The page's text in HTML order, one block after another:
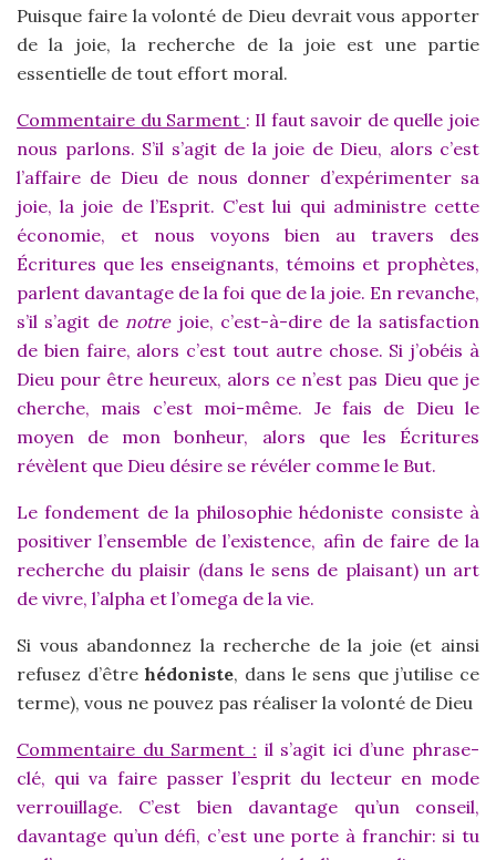
Puisque faire la volonté de Dieu devrait vous apporter
de la joie, la recherche de la joie est une partie
essentielle de tout effort moral.
Commentaire du Sarment : Il faut savoir de quelle joie
nous parlons. S’il s’agit de la joie de Dieu, alors c’est
l’affaire de Dieu de nous donner d’expérimenter sa
joie, la joie de l’Esprit. C’est lui qui administre cette
économie, et nous voyons bien au travers des
Écritures que les enseignants, témoins et prophètes,
parlent davantage de la foi que de la joie. En revanche,
s’il s’agit denotrejoie, c’est-à-dire de la satisfaction
de bien faire, alors c’est tout autre chose. Si j’obéis à
Dieu pour être heureux, alors ce n’est pas Dieu que je
cherche, mais c’est moi-même. Je fais de Dieu le
moyen de mon bonheur, alors que les Écritures
révèlent que Dieu désire se révéler comme le But.
Le fondement de la philosophie hédoniste consiste à
positiver l’ensemble de l’existence, afin de faire de la
recherche du plaisir (dans le sens de plaisant) un art
de vivre, l’alpha et l’omega de la vie.
Si vous abandonnez la recherche de la joie (et ainsi
refusez d’êtrehédoniste, dans le sens que j’utilise ce
terme), vous ne pouvez pas réaliser la volonté de Dieu
Commentaire du Sarment : il s’agit ici d’une phrase-
clé, qui va faire passer l’esprit du lecteur en mode
verrouillage. C’est bien davantage qu’un conseil,
davantage qu’un défi, c’est une porte à franchir: si tu